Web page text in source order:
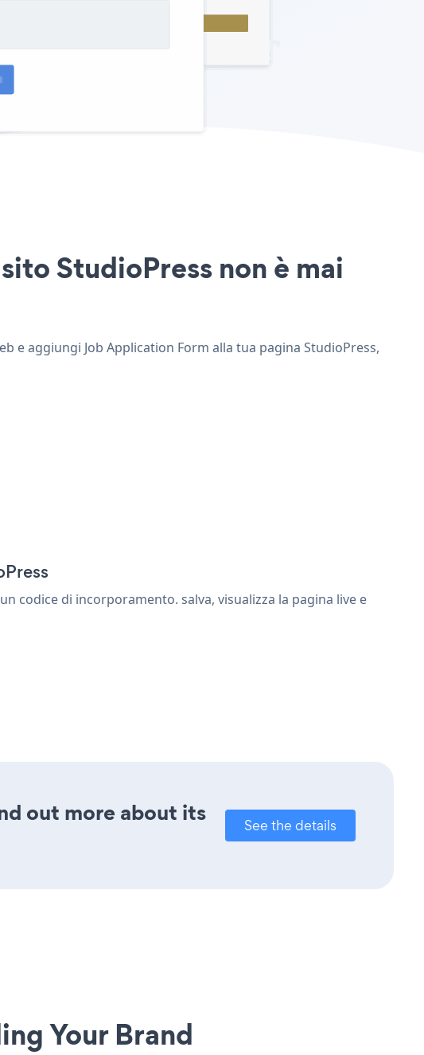
StudioPress non è mai
e aggiungi Job Application Form alla tua pagina StudioPress,
codice di incorporamento. salva, visualizza la pagina live e
out more about its
See the details
Your Brand